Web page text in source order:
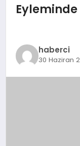
İZMIR HABERLERI
EĞITIMhaberci
30 Haziran